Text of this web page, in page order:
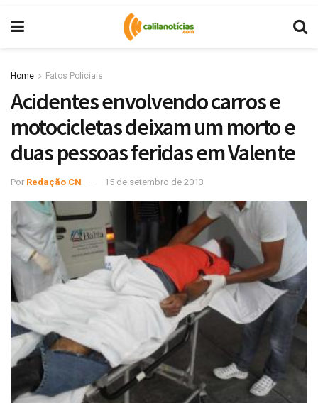
Home Fatos Policiais
Acidentes envolvendo carros e
motocicletas deixam um morto e
duas pessoas feridas em Valente
Por Redação CN 15 de setembro de 2013